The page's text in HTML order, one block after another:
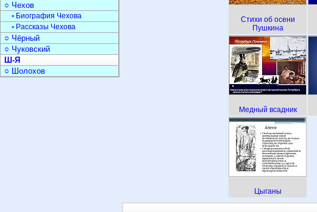
Стихи об осени
Пушкина
Медный всадник
Цыганы
○ Чехов
▫ Биография Чехова
▫ Рассказы Чехова
○ Чёрный
○ Чуковский
Ш-Я
○ Шолохов